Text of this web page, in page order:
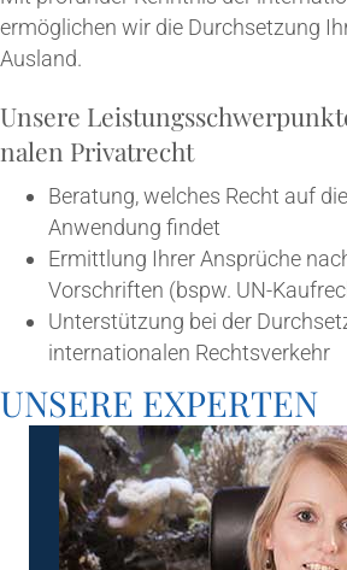
ermög­li­chen wir die Durch­set­zung
Ausland.
Unse­re
na­len Privatrecht
Bera­tung, wel­ches Recht auf
Anwen­dung findet
Ermitt­lung Ihrer Ansprü­che
Vor­schrif­ten (bspw. UN-
Unter­stüt­zung bei der
inter­na­tio­na­len Rechtsverkehr
UNSE­RE EXPERTEN